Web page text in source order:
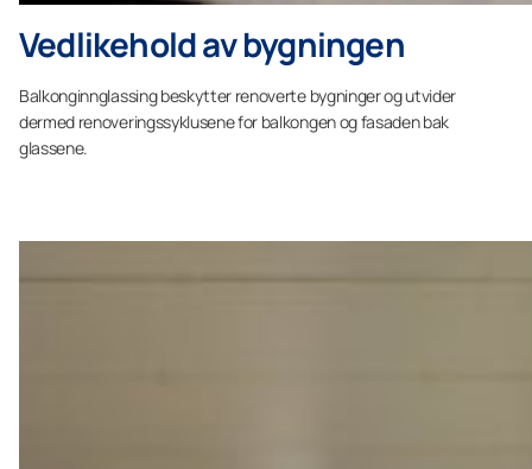
Vedlikehold av bygningen
Balkonginnglassing beskytter renoverte bygninger og utvider
dermed renoveringssyklusene for balkongen og fasaden bak
glassene.